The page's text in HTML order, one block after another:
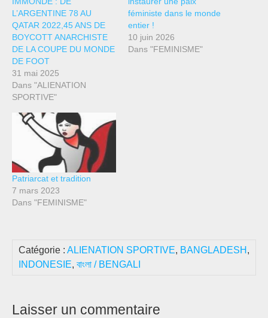
L’ARGENTINE 78 AU
QATAR 2022,45 ANS DE
BOYCOTT ANARCHISTE
DE LA COUPE DU MONDE
DE FOOT
31 mai 2025
Dans "ALIENATION
SPORTIVE"
féministe dans le monde
entier !
10 juin 2026
Dans "FEMINISME"
Patriarcat et tradition
7 mars 2023
Dans "FEMINISME"
Catégorie : ALIENATION SPORTIVE, BANGLADESH ,
INDONESIE, বাংলা / BENGALI
Laisser un commentaire